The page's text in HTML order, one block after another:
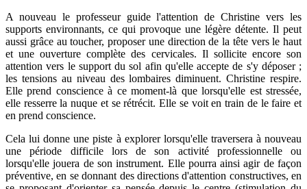
A nouveau le professeur guide l'attention de Christine vers les
supports environnants, ce qui provoque une légère détente. Il peut
aussi grâce au toucher, proposer une direction de la tête vers le haut
et une ouverture complète des cervicales. Il sollicite encore son
attention vers le support du sol afin qu'elle accepte de s'y déposer ;
les tensions au niveau des lombaires diminuent. Christine respire.
Elle prend conscience à ce moment-là que lorsqu'elle est stressée,
elle resserre la nuque et se rétrécit. Elle se voit en train de le faire et
en prend conscience.
Cela lui donne une piste à explorer lorsqu'elle traversera à nouveau
une période difficile lors de son activité professionnelle ou
lorsqu'elle jouera de son instrument. Elle pourra ainsi agir de façon
préventive, en se donnant des directions d'attention constructives, en